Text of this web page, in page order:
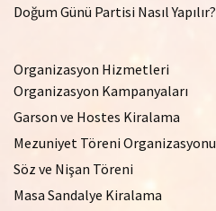
Doğum Günü Partisi Nasıl Yapılır?
Organizasyon Hizmetleri
Organizasyon Kampanyaları
Garson ve Hostes Kiralama
Mezuniyet Töreni Organizasyonu
Söz ve Nişan Töreni
Masa Sandalye Kiralama